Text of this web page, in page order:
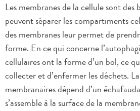
Les membranes de la cellule sont des
peuvent séparer les compartiments
des membranes leur permet de
forme. En ce qui concerne
cellulaires ont la forme d’un bol, ce
collecter et d’enfermer les déchets.
membranaires dépend d’un
s’assemble à la surface de la